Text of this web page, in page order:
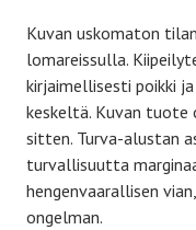
Kuvan uskomaton
lomareissulla.
kirjaimellisesti poikki
keskeltä. Kuvan tuote
sitten. Turva-alustan
turvallisuutta
hengenvaarallisen
ongelman.